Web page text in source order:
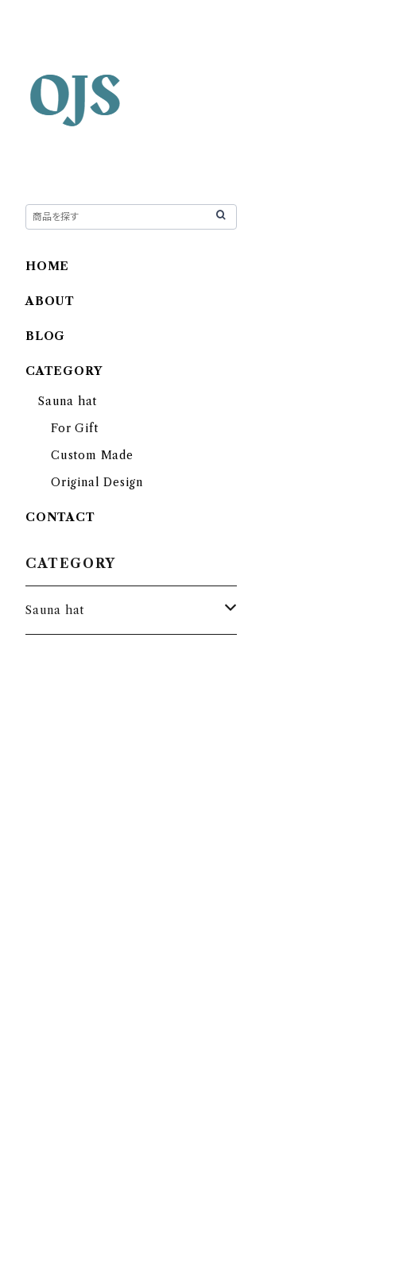
HOME
ABOUT
BLOG
CATEGORY
Sauna hat
For Gift
Custom Made
Original Design
CONTACT
CATEGORY
Sauna hat